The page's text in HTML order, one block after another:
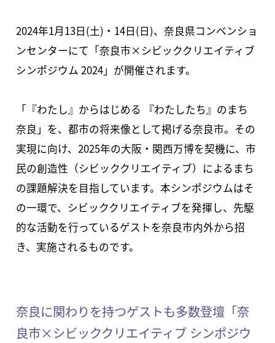
2024年1月13日(土)・14日(日)、奈良県コンベンショ
ンセンターにて「奈良市×シビッククリエイティブ
シンポジウム 2024」が開催されます。
「『わたし』からはじめる 『わたしたち』のまち
奈良」を、都市の将来像として掲げる奈良市。その
実現に向け、2025年の⼤阪・関西万博を契機に、市
民の創造性（シビッククリエイティブ）によるまち
の課題解決を目指しています。本シンポジウムはそ
の一環で、シビッククリエイティブを発揮し、先駆
的な活動を行っているゲストを奈良市内外から招
き、実施されるものです。
奈良に関わりを持つゲストも多数登壇「奈
良市×シビッククリエイティブ シンポジウ